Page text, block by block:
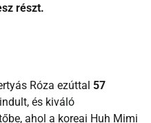
részt.
Róza ezúttal 57
indult, és kiváló
ahol a koreai Huh Mimi